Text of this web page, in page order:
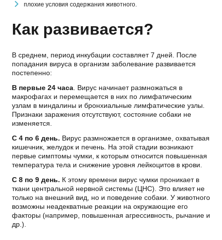
плохие условия содержания животного.
Как развивается?
В среднем, период инкубации составляет 7 дней. После
попадания вируса в организм заболевание развивается
постепенно:
В первые 24 часа . Вирус начинает размножаться в
макрофагах и перемещается в них по лимфатическим
узлам в миндалины и бронхиальные лимфатические узлы.
Признаки заражения отсутствуют, состояние собаки не
изменяется.
С 4 по 6 день. Вирус размножается в организме, охватывая
кишечник, желудок и печень. На этой стадии возникают
первые симптомы чумки, к которым относится повышенная
температура тела и снижение уровня лейкоцитов в крови.
С 8 по 9 день. К этому времени вирус чумки проникает в
ткани центральной нервной системы (ЦНС). Это влияет не
только на внешний вид, но и поведение собаки. У животного
возможны неадекватные реакции на окружающие его
факторы (например, повышенная агрессивность, рычание и
др.).